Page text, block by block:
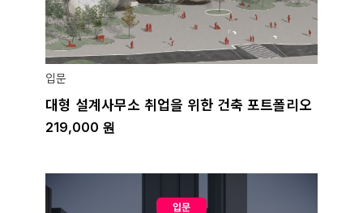
입문
대형 설계사무소 취업을 위한 건축 포트폴리오
219,000 원